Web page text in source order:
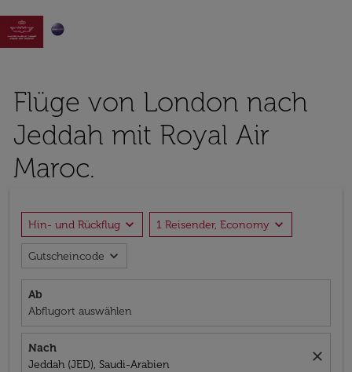

Flüge von London nach
Jeddah mit Royal Air
Maroc.
Hin- und Rückflug expand_more 1 Reisender, Economy expand_more
Gutscheincode expand_more
Ab
Abflugort auswählen
Nach
Jeddah (JED), Saudi-Arabien
close